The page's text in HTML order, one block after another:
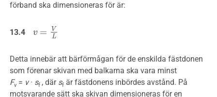
förband ska dimensioneras för är:
13.4 v =
V
L
v=VL
Detta innebär att bärförmågan för de enskilda fästdonen
som förenar skivan med balkarna ska vara minst
Fv = v· sf , där sf är fästdonens inbördes avstånd. På
motsvarande sätt ska skivan dimensioneras för en